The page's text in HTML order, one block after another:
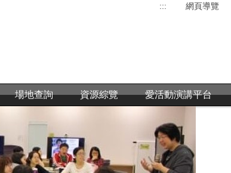
::: 網頁導覽
場地查詢 資源綜覽 愛活動演講平台